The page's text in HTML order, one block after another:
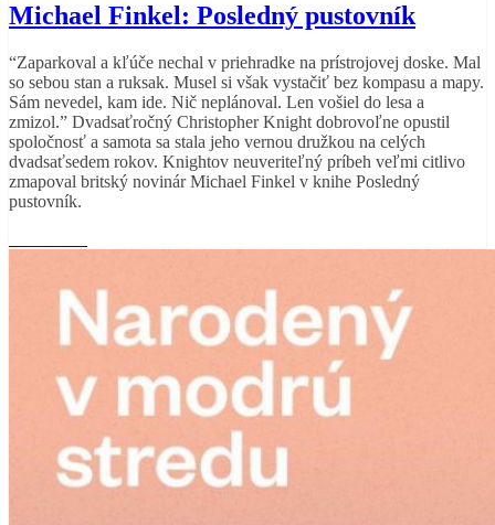
Michael Finkel: Posledný pustovník
“Zaparkoval a kľúče nechal v priehradke na prístrojovej doske. Mal
so sebou stan a ruksak. Musel si však vystačiť bez kompasu a mapy.
Sám nevedel, kam ide. Nič neplánoval. Len vošiel do lesa a
zmizol.” Dvadsaťročný Christopher Knight dobrovoľne opustil
spoločnosť a samota sa stala jeho vernou družkou na celých
dvadsaťsedem rokov. Knightov neuveriteľný príbeh veľmi citlivo
zmapoval britský novinár Michael Finkel v knihe Posledný
pustovník.